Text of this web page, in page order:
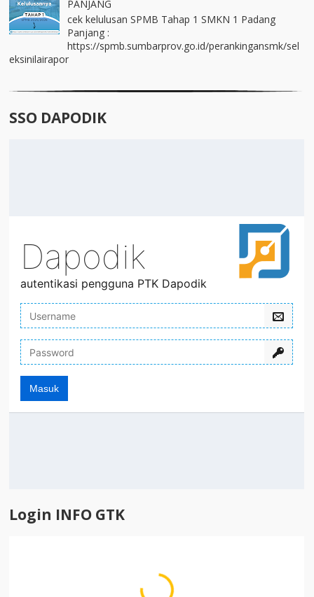
PANJANG
cek kelulusan SPMB Tahap 1 SMKN 1 Padang
Panjang :
https://spmb.sumbarprov.go.id/perankingansmk/sel
eksinilairapor
SSO DAPODIK
Login INFO GTK